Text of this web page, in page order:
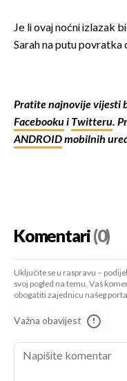
Je li ovaj noćni izlazak
Sarah na putu povratka
Pratite najnovije vijesti
Facebookui Twitteru.
ANDROIDmobilnih
Komentari(0)
Uključite se u raspravu –
svoj pogled na temu. Vaš
obogatiti zajednicu našeg
Važna obavijest !